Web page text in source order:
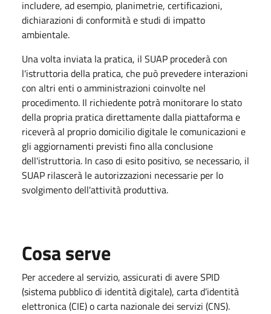
includere, ad esempio, planimetrie, certificazioni,
dichiarazioni di conformità e studi di impatto
ambientale.
Una volta inviata la pratica, il SUAP procederà con
l'istruttoria della pratica, che può prevedere interazioni
con altri enti o amministrazioni coinvolte nel
procedimento. Il richiedente potrà monitorare lo stato
della propria pratica direttamente dalla piattaforma e
riceverà al proprio domicilio digitale le comunicazioni e
gli aggiornamenti previsti fino alla conclusione
dell'istruttoria. In caso di esito positivo, se necessario, il
SUAP rilascerà le autorizzazioni necessarie per lo
svolgimento dell'attività produttiva.
Cosa serve
Per accedere al servizio, assicurati di avere SPID
(sistema pubblico di identità digitale), carta d’identità
elettronica (CIE) o carta nazionale dei servizi (CNS).